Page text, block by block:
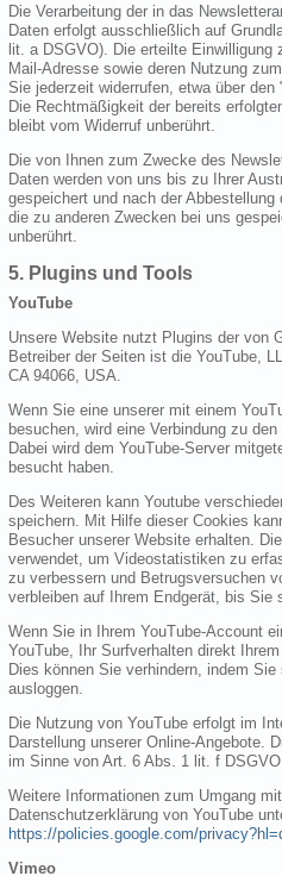
Die Verarbeitung der in das
Daten erfolgt ausschließlich auf
lit. a DSGVO). Die erteilte Einwilligung
Mail-Adresse sowie deren Nutzung
Sie jederzeit widerrufen, etwa über
Die Rechtmäßigkeit der bereits
bleibt vom Widerruf unberührt.
Die von Ihnen zum Zwecke des
Daten werden von uns bis zu Ihrer
gespeichert und nach der
die zu anderen Zwecken bei uns
unberührt.
5. Plugins und Tools
YouTube
Unsere Website nutzt Plugins der von
Betreiber der Seiten ist die YouTube,
CA 94066, USA.
Wenn Sie eine unserer mit einem
besuchen, wird eine Verbindung zu
Dabei wird dem YouTube-Server
besucht haben.
Des Weiteren kann Youtube
speichern. Mit Hilfe dieser Cookies
Besucher unserer Website erhalten.
verwendet, um Videostatistiken zu
zu verbessern und Betrugsversuchen
verbleiben auf Ihrem Endgerät, bis Sie
Wenn Sie in Ihrem YouTube-Account
YouTube, Ihr Surfverhalten direkt
Dies können Sie verhindern, indem
ausloggen.
Die Nutzung von YouTube erfolgt im
Darstellung unserer Online-Angebote.
im Sinne von Art. 6 Abs. 1 lit. f DSGVO
Weitere Informationen zum Umgang
Datenschutzerklärung von YouTube
https://policies.google.com/
Vimeo